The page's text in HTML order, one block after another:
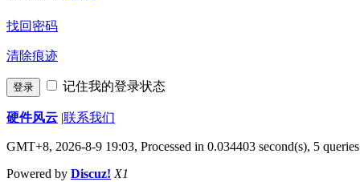
找回密码
清除痕迹
登录 记住我的登录状态
硬件风云 |联系我们
GMT+8, 2026-8-9 19:03, Processed in 0.034403 second(s), 5 queries
Powered by Discuz! X1